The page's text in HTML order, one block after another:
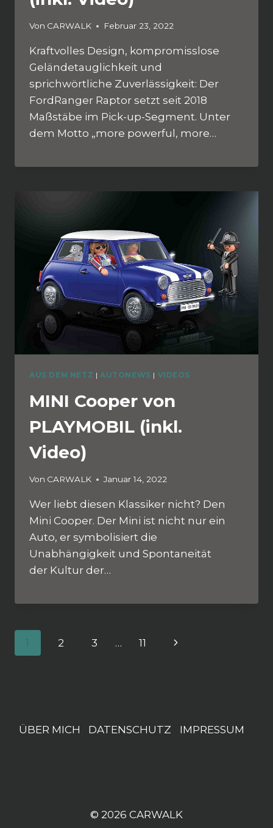
Von CARWALK Februar 23, 2022
Kraftvolles Design, kompromisslose
Geländetauglichkeit und
sprichwörtliche Zuverlässigkeit: Der
FordRanger Raptor setzt seit 2018
Maßstäbe im Pick-up-Segment. Unter
dem Motto „more powerful, more…
AUS DEM NETZ | AUTONEWS | VIDEOS
MINI Cooper von
PLAYMOBIL (inkl.
Video)
Von CARWALK Januar 14, 2022
Wer liebt diesen Klassiker nicht? Den
Mini Cooper. Der Mini ist nicht nur ein
Auto, er symbolisiert die
Unabhängigkeit und Spontaneität
der Kultur der…
Seitennavigation
1 2 3 … 11
Nächste
ÜBER MICH DATENSCHUTZ IMPRESSUM
© 2026 CARWALK